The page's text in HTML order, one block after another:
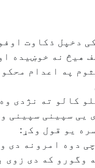
دخپل ذکاوت
هیڅ نه خوښیده
په اعدام
کالو ته نژدی
یی سپینی
یو قول وکړ:
دوه امرونه
وگورو که دی